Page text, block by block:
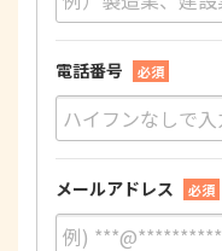
電話番号 必須
メールアドレス 必須